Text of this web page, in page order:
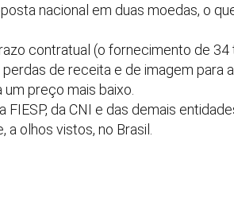
nacional em duas moedas, o
contratual (o fornecimento de
de receita e de imagem para
preço mais baixo.
FIESP, da CNI e das demais
olhos vistos, no Brasil.